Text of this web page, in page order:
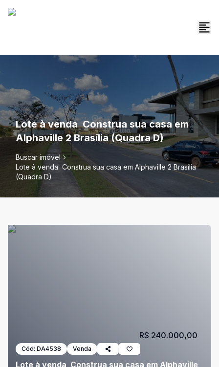
Lote à venda  Construa sua casa em
Alphaville 2 Brasília (Quadra D)
Buscar imóvel
Lote à venda  Construa sua casa em Alphaville 2 Brasília
(Quadra D)
Cód: DA4538 Venda
Lote à venda  Construa sua casa em Alphaville
R$ 240.000,00